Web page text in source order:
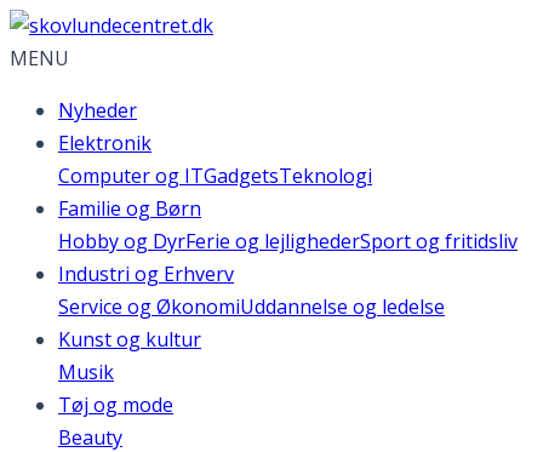
MENU
Nyheder
Elektronik
Computer og ITGadgetsTeknologi
Familie og Børn
Hobby og DyrFerie og lejlighederSport og fritidsliv
Industri og Erhverv
Service og ØkonomiUddannelse og ledelse
Kunst og kultur
Musik
Tøj og mode
Beauty